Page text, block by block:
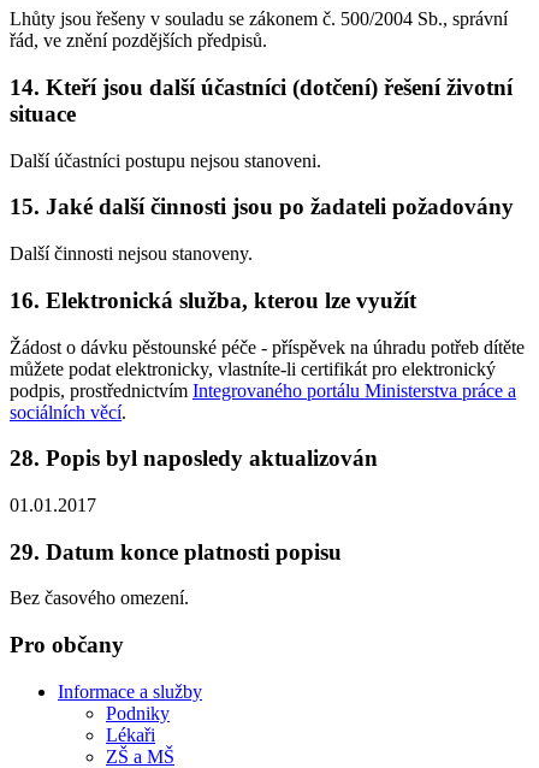
Lhůty jsou řešeny v souladu se zákonem č. 500/2004 Sb., správní
řád, ve znění pozdějších předpisů.
14. Kteří jsou další účastníci (dotčení) řešení životní
situace
Další účastníci postupu nejsou stanoveni.
15. Jaké další činnosti jsou po žadateli požadovány
Další činnosti nejsou stanoveny.
16. Elektronická služba, kterou lze využít
Žádost o dávku pěstounské péče - příspěvek na úhradu potřeb dítěte
můžete podat elektronicky, vlastníte-li certifikát pro elektronický
podpis, prostřednictvím Integrovaného portálu Ministerstva práce a
sociálních věcí.
28. Popis byl naposledy aktualizován
01.01.2017
29. Datum konce platnosti popisu
Bez časového omezení.
Pro občany
Informace a služby
Podniky
Lékaři
ZŠ a MŠ